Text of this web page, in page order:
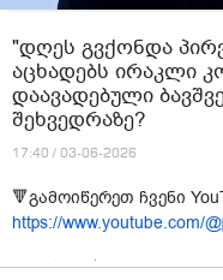
"დღეს გვქონდა
აცხადებს ირაკლი
დაავადებული
შეხვედრაზე?
17:40 / 03-06-2026
🔻გამოიწერეთ ჩვენი
https://www.youtube.com/
"დღეს გვქონდა